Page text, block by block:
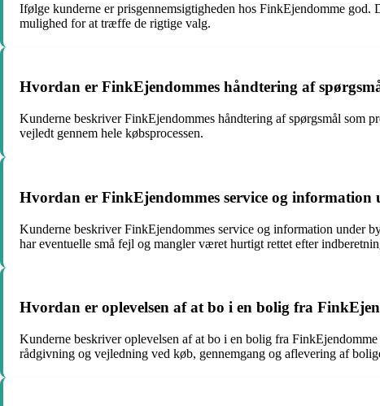
Ifølge kunderne er prisgennemsigtigheden hos FinkEjendomme
mulighed for at træffe de rigtige valg.
Hvordan er FinkEjendommes håndtering af
Kunderne beskriver FinkEjendommes håndtering af spørgsmål som
vejledt gennem hele købsprocessen.
Hvordan er FinkEjendommes service og information
Kunderne beskriver FinkEjendommes service og information under
har eventuelle små fejl og mangler været hurtigt rettet efter
Hvordan er oplevelsen af at bo i en bolig fra
Kunderne beskriver oplevelsen af at bo i en bolig fra
rådgivning og vejledning ved køb, gennemgang og aflevering af